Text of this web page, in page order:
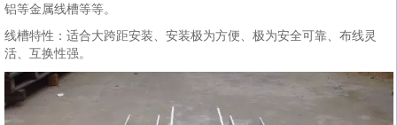
铝等金属线槽等等。
线槽特性：适合大跨距安装、安装极为方便、极为安全可靠、布线灵
活、互换性强。